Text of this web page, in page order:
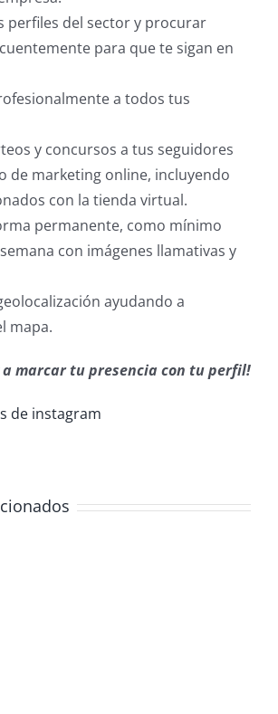
perfiles del sector y procurar
para que te sigan en
a todos tus
y concursos a tus seguidores
de marketing online, incluyendo
con la tienda virtual.
permanente, como mínimo
con imágenes llamativas y
ayudando a
mapa.
a marcar tu presencia con tu perfil!
de instagram